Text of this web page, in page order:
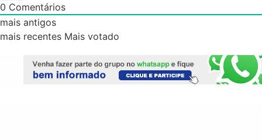
0 Comentários
mais antigos
mais recentes Mais votado